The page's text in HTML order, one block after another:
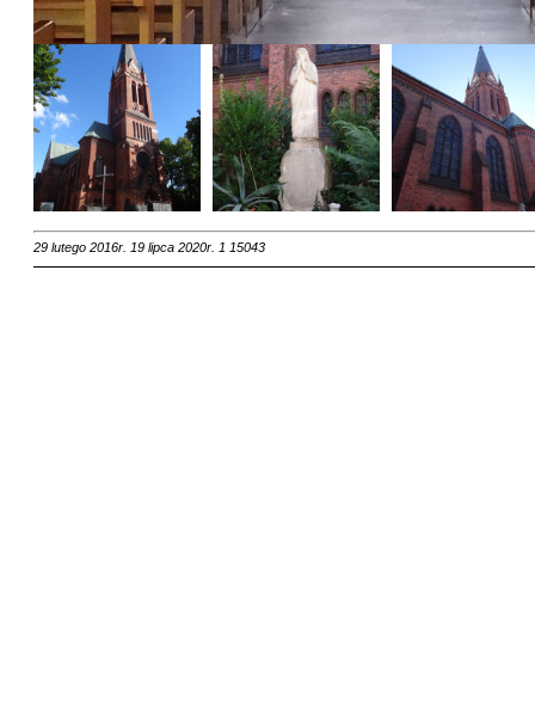
29 lutego 2016r. 19 lipca 2020r. 1 15043